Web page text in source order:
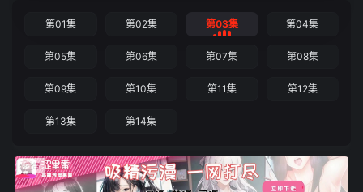
第01集 第02集 第03集 第04集
第05集 第06集 第07集 第08集
第09集 第10集 第11集 第12集
第13集 第14集